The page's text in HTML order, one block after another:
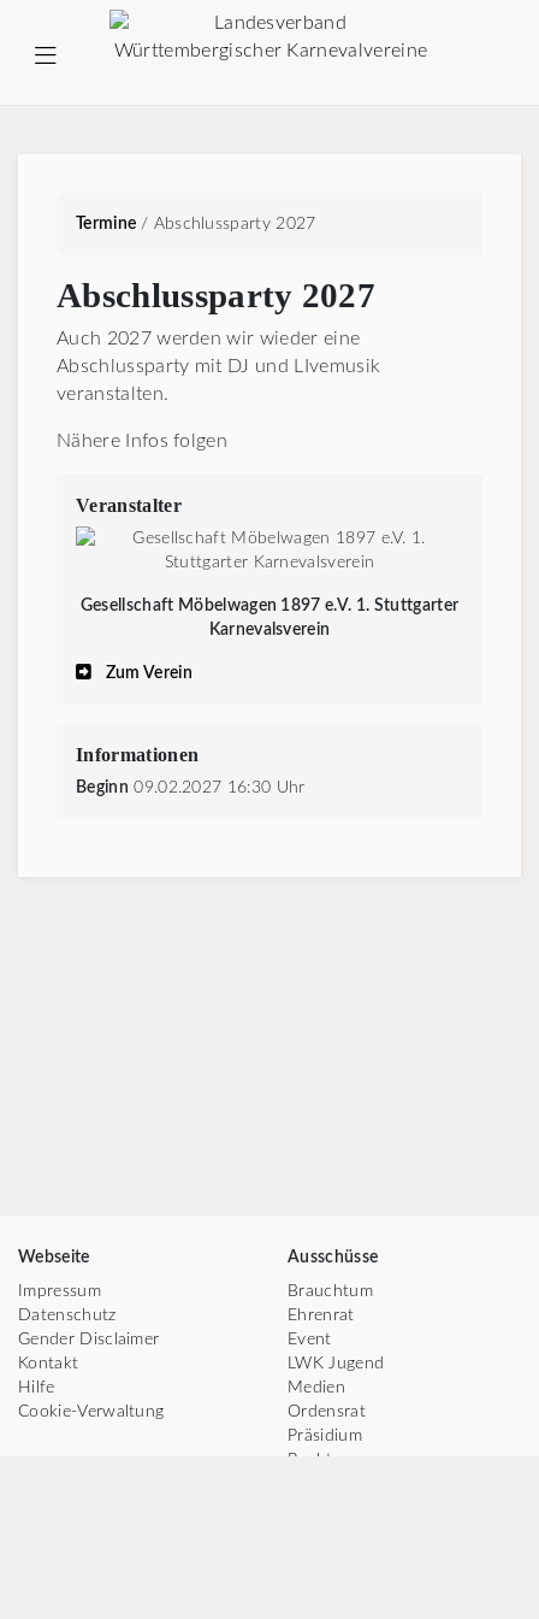
Termine / Abschlussparty 2027
Abschlussparty 2027
Auch 2027 werden wir wieder eine
Abschlussparty mit DJ und LIvemusik
veranstalten.
Nähere Infos folgen
Veranstalter
Gesellschaft Möbelwagen 1897 e.V. 1. Stuttgarter
Karnevalsverein
Zum Verein
Informationen
Beginn 09.02.2027 16:30 Uhr
Webseite
Impressum
Datenschutz
Gender Disclaimer
Kontakt
Hilfe
Cookie-Verwaltung
Ausschüsse
Brauchtum
Ehrenrat
Event
LWK Jugend
Medien
Ordensrat
Präsidium
Recht